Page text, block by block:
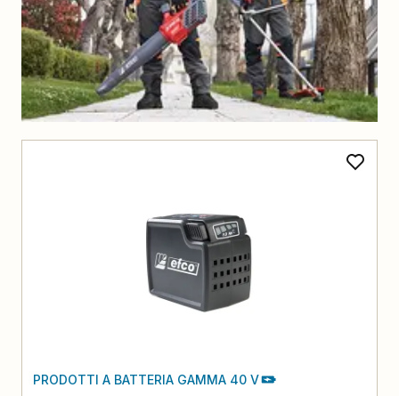
PRODOTTI A BATTERIA GAMMA 40 V